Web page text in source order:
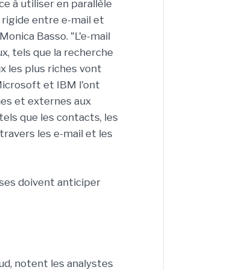
à utiliser en parallèle
entre e-mail et
Basso. "L'e-mail
tels que la recherche
les plus riches vont
et IBM l'ont
et externes aux
que les contacts, les
les e-mail et les
doivent anticiper
notent les analystes